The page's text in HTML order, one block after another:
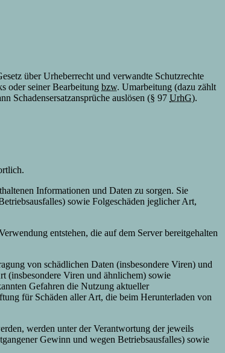
über Urheberrecht und verwandte Schutzrechte
oder seiner Bearbeitung bzw. Umarbeitung (dazu zählt
Schadensersatzansprüche auslösen (§ 97 UrhG).
Informationen und Daten zu sorgen. Sie
sowie Folgeschäden jeglicher Art,
entstehen, die auf dem Server bereitgehalten
von schädlichen Daten (insbesondere Viren) und
(insbesondere Viren und ähnlichem) sowie
Gefahren die Nutzung aktueller
für Schäden aller Art, die beim Herunterladen von
werden unter der Verantwortung der jeweils
Gewinn und wegen Betriebsausfalles) sowie